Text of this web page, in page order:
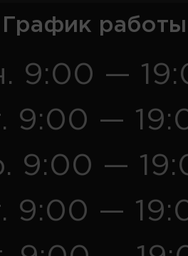
График
9:00 —
9:00 —
9:00 —
9:00 —